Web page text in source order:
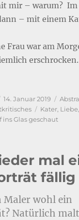
mir – warum? Im
– mit einem
Frau war am
Veröffentlicht
am
14. Januar 2019
Kater, Liebe,
ins Glas geschaut
mal
fällig
Maler wohl ein
Natürlich